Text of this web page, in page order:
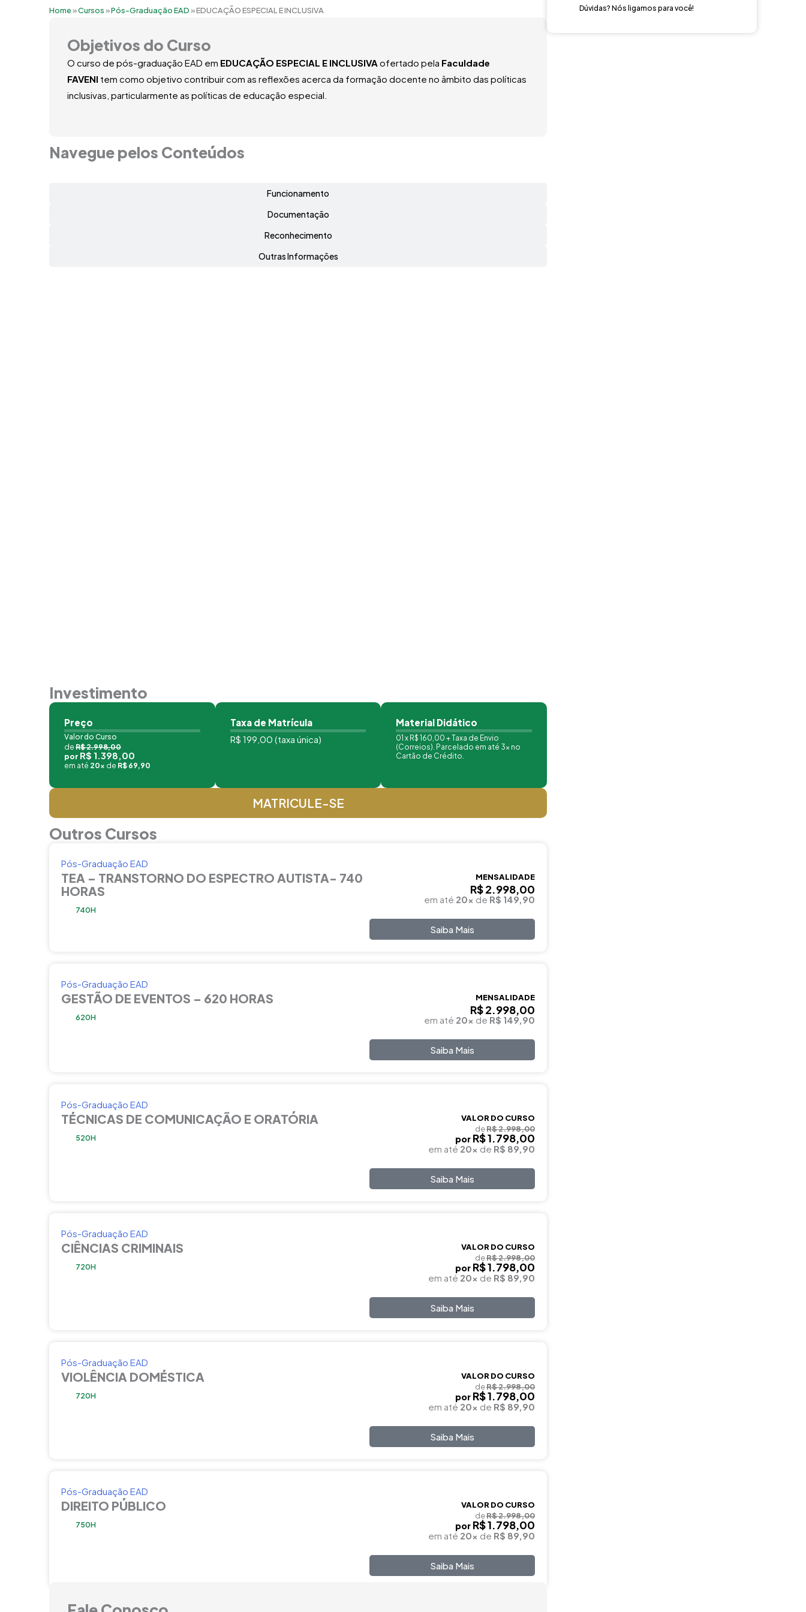
Home»Cursos»Pós-Graduação EAD»EDUCAÇÃO ESPECIAL E INCLUSIVA
Objetivos do Curso
O curso de pós-graduação EAD em EDUCAÇÃO ESPECIAL E INCLUSIVA ofertado pela Faculdade
FAVENI tem como objetivo contribuir com as reflexões acerca da formação docente no âmbito das políticas
inclusivas, particularmente as políticas de educação especial.
Navegue pelos Conteúdos
Funcionamento
Documentação
Reconhecimento
Outras Informações
Investimento
Preço
Valor do Curso
de R$ 2.998,00
por R$ 1.398,00
em até 20x de R$ 69,90
Taxa de Matrícula
R$ 199,00 (taxa única)
Material Didático
01 x R$ 160,00 + Taxa de Envio
(Correios). Parcelado em até 3x no
Cartão de Crédito.
MATRICULE-SE
Outros Cursos
Pós-Graduação EAD
TEA – TRANSTORNO DO ESPECTRO AUTISTA- 740
HORAS
740H
MENSALIDADE
R$ 2.998,00
em até 20x de R$ 149,90
Saiba Mais
Pós-Graduação EAD
GESTÃO DE EVENTOS – 620 HORAS
620H
MENSALIDADE
R$ 2.998,00
em até 20x de R$ 149,90
Saiba Mais
Pós-Graduação EAD
TÉCNICAS DE COMUNICAÇÃO E ORATÓRIA
520H
VALOR DO CURSO
deR$ 2.998,00
por R$ 1.798,00
em até 20x de R$ 89,90
Saiba Mais
Pós-Graduação EAD
CIÊNCIAS CRIMINAIS
720H
VALOR DO CURSO
deR$ 2.998,00
por R$ 1.798,00
em até 20x de R$ 89,90
Saiba Mais
Pós-Graduação EAD
VIOLÊNCIA DOMÉSTICA
720H
VALOR DO CURSO
deR$ 2.998,00
por R$ 1.798,00
em até 20x de R$ 89,90
Saiba Mais
Pós-Graduação EAD
DIREITO PÚBLICO
750H
VALOR DO CURSO
deR$ 2.998,00
por R$ 1.798,00
em até 20x de R$ 89,90
Saiba Mais
Dúvidas? Nós ligamos para você!